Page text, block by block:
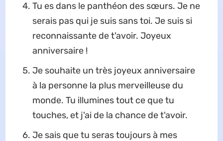
Tu es dans le panthéon des sœurs. Je ne
serais pas qui je suis sans toi. Je suis si
reconnaissante de t'avoir. Joyeux
anniversaire !
Je souhaite un très joyeux anniversaire
à la personne la plus merveilleuse du
monde. Tu illumines tout ce que tu
touches, et j'ai de la chance de t'avoir.
Je sais que tu seras toujours à mes